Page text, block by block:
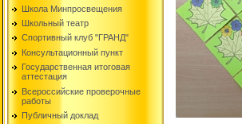
Школа Минпросвещения
Школьный театр
Спортивный клуб "ГРАНД"
Консультационный пункт
Государственная итоговая
аттестация
Всероссийские проверочные
работы
Публичный доклад